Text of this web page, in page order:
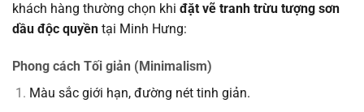
khách hàng thường chọn khi đặt vẽ tranh trừu tượng sơn
dầu độc quyền tại Minh Hưng:
Phong cách Tối giản (Minimalism)
Màu sắc giới hạn, đường nét tinh giản.